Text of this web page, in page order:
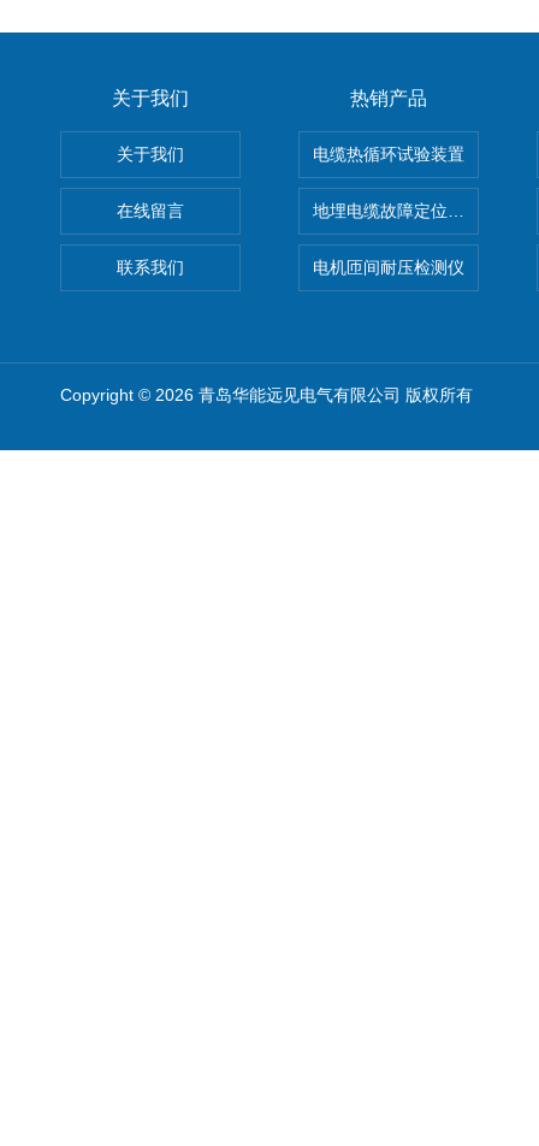
关于我们
关于我们
在线留言
联系我们
热销产品
电缆热循环试验装置
地埋电缆故障定位仪 地下电
电机匝间耐压检测仪
Copyright © 2026 青岛华能远见电气有限公司 版权所有